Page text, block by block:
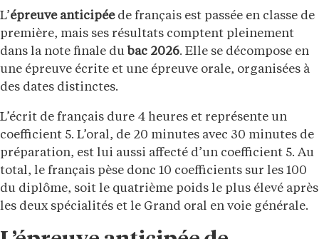
L’épreuve anticipéede français est passée en classe de
première, mais ses résultats comptent pleinement
dans la note finale du bac 2026. Elle se décompose en
une épreuve écrite et une épreuve orale, organisées à
des dates distinctes.
L’écrit de français dure 4 heures et représente un
coefficient 5. L’oral, de 20 minutes avec 30 minutes de
préparation, est lui aussi affecté d’un coefficient 5. Au
total, le français pèse donc 10 coefficients sur les 100
du diplôme, soit le quatrième poids le plus élevé après
les deux spécialités et le Grand oral en voie générale.